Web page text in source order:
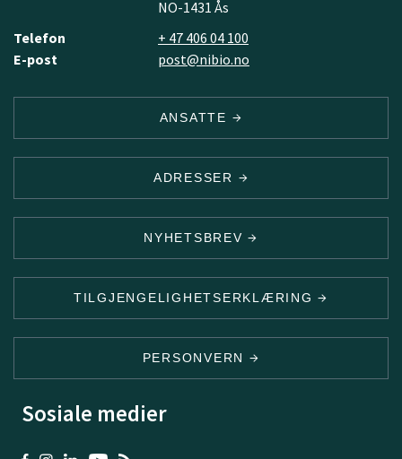
NO-1431 Ås
Telefon
+ 47 406 04 100
E-post
post@nibio.no
ANSATTE
ADRESSER
NYHETSBREV
TILGJENGELIGHETSERKLÆRING
PERSONVERN
Sosiale medier